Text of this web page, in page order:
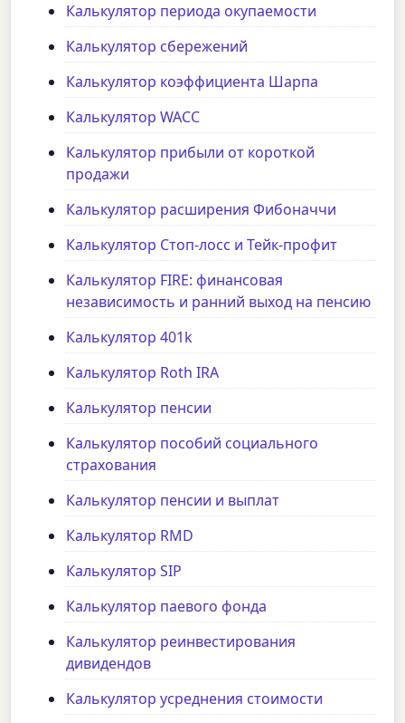
Калькулятор периода окупаемости
Калькулятор сбережений
Калькулятор коэффициента Шарпа
Калькулятор WACC
Калькулятор прибыли от короткой
продажи
Калькулятор расширения Фибоначчи
Калькулятор Стоп-лосс и Тейк-профит
Калькулятор FIRE: финансовая
независимость и ранний выход на пенсию
Калькулятор 401k
Калькулятор Roth IRA
Калькулятор пенсии
Калькулятор пособий социального
страхования
Калькулятор пенсии и выплат
Калькулятор RMD
Калькулятор SIP
Калькулятор паевого фонда
Калькулятор реинвестирования
дивидендов
Калькулятор усреднения стоимости